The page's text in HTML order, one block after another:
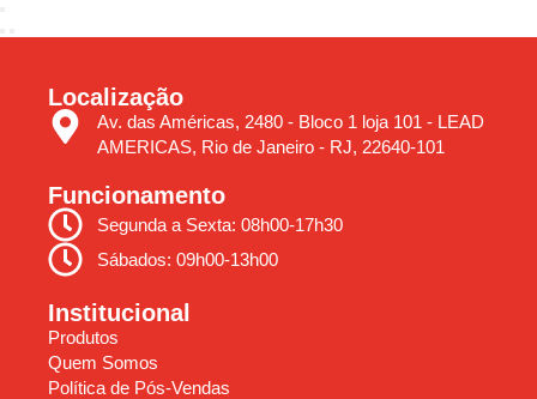
Localização
Av. das Américas, 2480 - Bloco 1 loja 101 - LEAD
AMERICAS, Rio de Janeiro - RJ, 22640-101
Funcionamento
Segunda a Sexta: 08h00-17h30
Sábados: 09h00-13h00
Institucional
Produtos
Quem Somos
Política de Pós-Vendas